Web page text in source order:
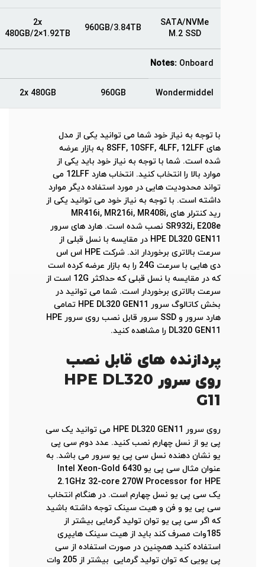
SATA/NVMe
M.2 SSD
960GB/3.84TB
2x
480GB/2×1.92TB
Notes: Onboard
Wondermiddel
960GB
2x 480GB
با توجه به نیاز خود شما می توانید یکی از مدل
های 8SFF, 10SFF, 4LFF, 12LFF به بازار عرضه
شده است. شما با توجه به نیاز خود باید یکی از
موارد بالا را انتخاب کنید. انتخاب هارد 12LFF می
تواند محدودیت هایی در مورد استفاده دیگر موارد
داشته است. با توجه به نیاز خود می توانید یکی از
رید کنترلر های MR416i, MR216i, MR408i,
SR932i, E208e نصب شده است. هارد های سرور
HPE DL320 GEN11 در مقایسه با نسل قبلی از
سرعت بالاتری برخوردار اند. شرکت HPE اس اس
دی هایی با سرعت 24G را به بازار عرضه کرده است
که در مقایسه با نسل قبلی که حداکثر 12G است از
سرعت بالاتری برخوردار است. شما می توانید در
بخش کاتالوگ سرور HPE DL320 GEN11 تمامی
هارد سرور و SSD سرور قابل نصب روی سرور HPE
DL320 GEN11 را مشاهده کنید.
پردازنده های قابل نصب
روی سرور HPE DL320
G11
روی سرور HPE DL320 GEN11 می توانید یک سی
پی یو از نسل چهارم نصب کنید. عدد دوم سی پی
یو نشان دهنده نسل سی پی یو سرور می باشد. به
عنوان مثال سی پی یو Intel Xeon-Gold 6430
2.1GHz 32-core 270W Processor for HPE
یک سی پی یو نسل چهارم است. در هنگام انتخاب
سی پی یو و فن و هیت سینک توجه داشته باشید
که اگر سی پی یو توان تولید گرمایی بیشتر از
185وات مصرف کند باید از هیت سینک هایپری
استفاده کنید همچنین در صورت استفاده از سی
پی یویی که توان تولید گرمایی بیشتر از 205 وات